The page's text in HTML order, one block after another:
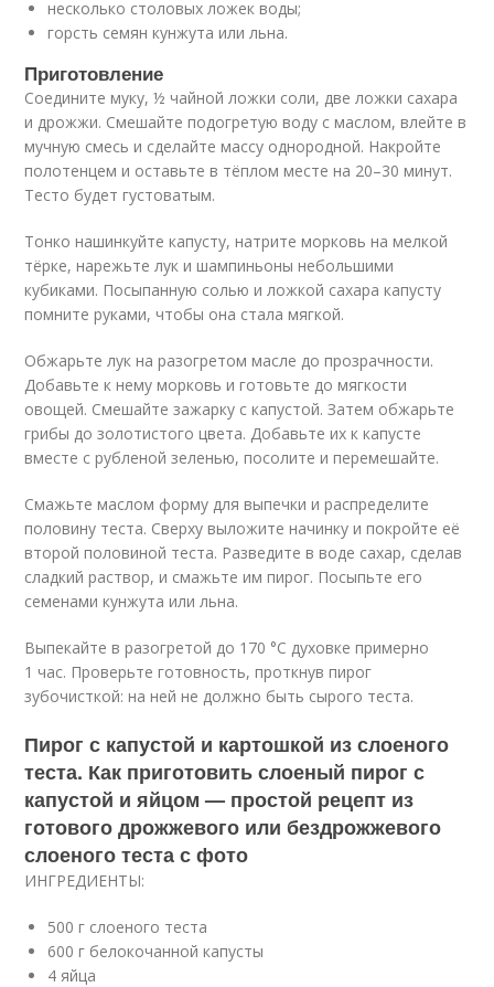
несколько столовых ложек воды;
горсть семян кунжута или льна.
Приготовление
Соедините муку, ½ чайной ложки соли, две ложки сахара
и дрожжи. Смешайте подогретую воду с маслом, влейте в
мучную смесь и сделайте массу однородной. Накройте
полотенцем и оставьте в тёплом месте на 20–30 минут.
Тесто будет густоватым.
Тонко нашинкуйте капусту, натрите морковь на мелкой
тёрке, нарежьте лук и шампиньоны небольшими
кубиками. Посыпанную солью и ложкой сахара капусту
помните руками, чтобы она стала мягкой.
Обжарьте лук на разогретом масле до прозрачности.
Добавьте к нему морковь и готовьте до мягкости
овощей. Смешайте зажарку с капустой. Затем обжарьте
грибы до золотистого цвета. Добавьте их к капусте
вместе с рубленой зеленью, посолите и перемешайте.
Смажьте маслом форму для выпечки и распределите
половину теста. Сверху выложите начинку и покройте её
второй половиной теста. Разведите в воде сахар, сделав
сладкий раствор, и смажьте им пирог. Посыпьте его
семенами кунжута или льна.
Выпекайте в разогретой до 170 °C духовке примерно
1 час. Проверьте готовность, проткнув пирог
зубочисткой: на ней не должно быть сырого теста.
Пирог с капустой и картошкой из слоеного
теста. Как приготовить слоеный пирог с
капустой и яйцом — простой рецепт из
готового дрожжевого или бездрожжевого
слоеного теста с фото
ИНГРЕДИЕНТЫ:
500 г слоеного теста
600 г белокочанной капусты
4 яйца